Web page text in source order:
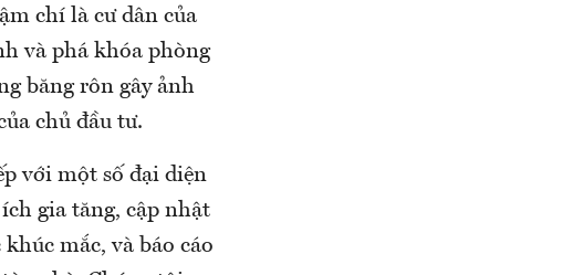
chí là cư dân của
và phá khóa phòng
băng rôn gây ảnh
chủ đầu tư.
với một số đại diện
gia tăng, cập nhật
mắc, và báo cáo